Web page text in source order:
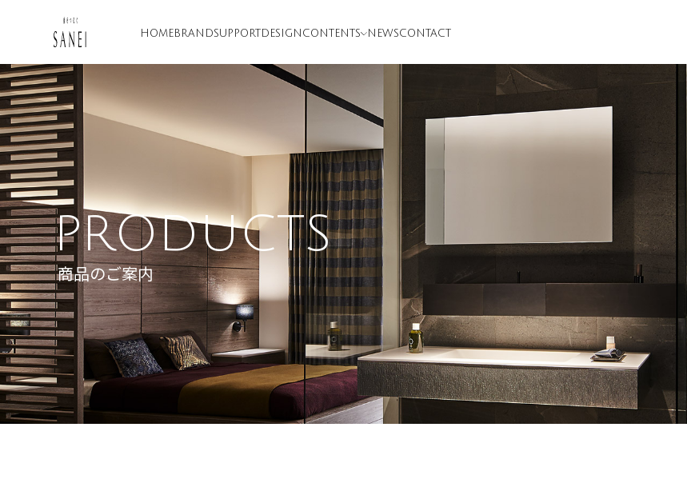
HOME BRANDSUPPORT DESIGN CONTENTS NEWSCONTACT
PRODUCTS
商品のご案内